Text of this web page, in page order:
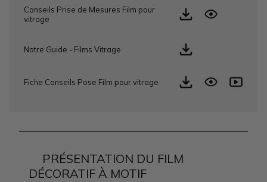
Conseils Prise de Mesures Film pour
vitrage
Notre Guide - Films Vitrage
Fiche Conseils Pose Film pour vitrage
PRÉSENTATION DU FILM
DÉCORATIF À MOTIF